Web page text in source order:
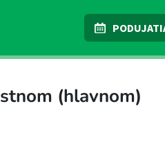
(hlavnom)